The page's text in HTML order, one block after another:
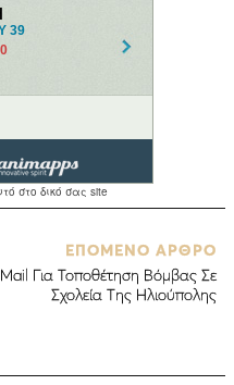
ΕΠΟΜΕΝΟ ΑΡΘΡΟ
Mail Για Τοποθέτηση Βόμβας Σε
Σχολεία Της Ηλιούπολης